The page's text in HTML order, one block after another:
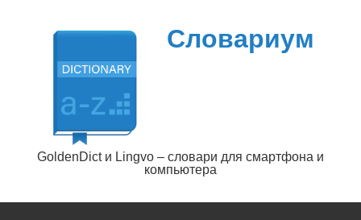
содержимому
Словариум
GoldenDict и Lingvo – словари для смартфона и
компьютера